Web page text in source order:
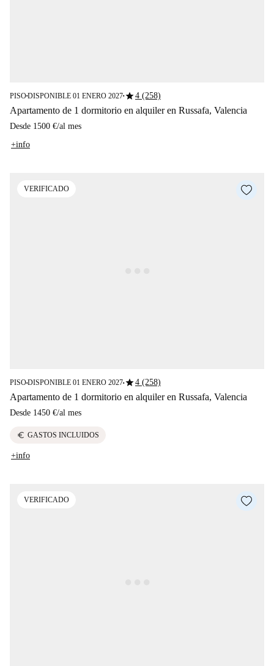
PISO■DISPONIBLE 01 ENERO 2027■star4 (258)
Apartamento de 1 dormitorio en alquiler en Russafa, Valencia
Desde 1500 €/al mes
+info
VERIFICADO
PISO■DISPONIBLE 01 ENERO 2027■star4 (258)
Apartamento de 1 dormitorio en alquiler en Russafa, Valencia
Desde 1450 €/al mes
euro GASTOS INCLUIDOS
+info
VERIFICADO